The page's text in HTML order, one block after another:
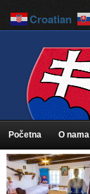
Početna O nama
Croatian